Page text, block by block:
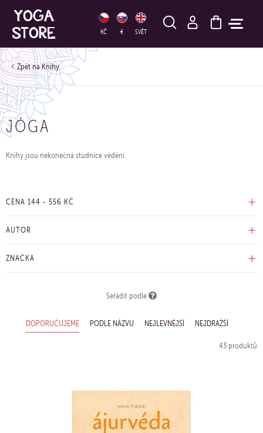
KČ € SVĚT
HLEDAT
Knihy
JÓGA
Knihy jsou nekonečná studnice vědění.
CENA 144 - 556 KČ
AUTOR
ZNAČKA
Seřadit podle
DOPORUČUJEME PODLE NÁZVU NEJLEVNĚJŠÍ NEJDRAŽŠÍ
43 produktů